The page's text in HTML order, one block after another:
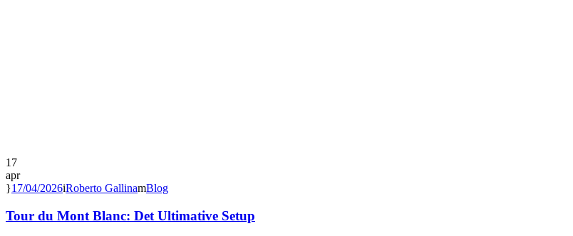
17
apr
17/04/2026 Roberto Gallina Blog
Tour du Mont Blanc: Det Ultimative Setup